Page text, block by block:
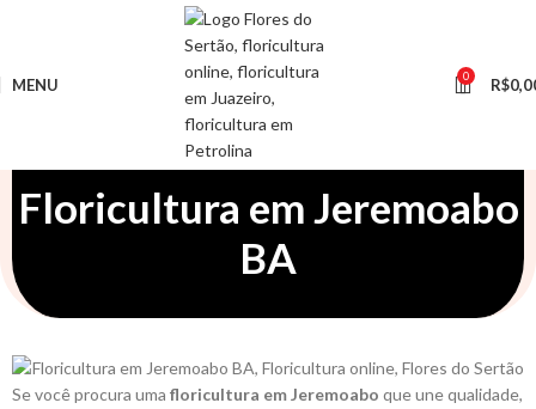
MENU 0 R$
Floricultura em Jeremoabo
BA
Se você procura uma floricultura em Jeremoabo que une qualidade,